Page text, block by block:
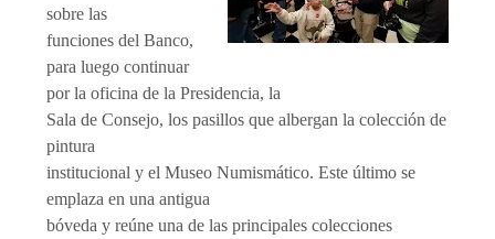
sobre las
funciones del Banco,
para luego continuar
por la oficina de la Presidencia, la
Sala de Consejo, los pasillos que albergan la colección de
pintura
institucional y el Museo Numismático. Este último se
emplaza en una antigua
bóveda y reúne una de las principales colecciones